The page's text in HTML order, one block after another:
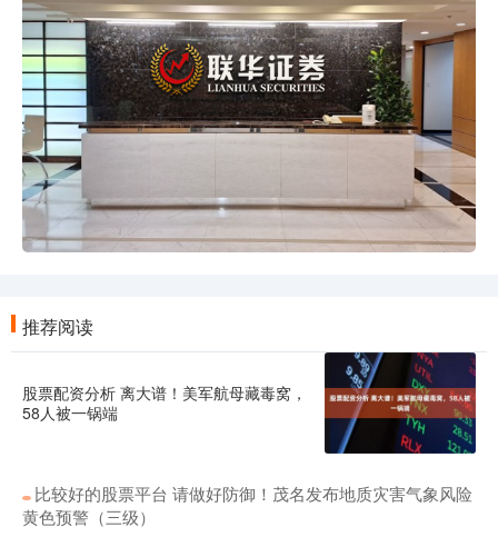
推荐阅读
股票配资分析 离大谱！美军航母藏毒窝，
58人被一锅端
比较好的股票平台 请做好防御！茂名发布地质灾害气象风险
黄色预警（三级）